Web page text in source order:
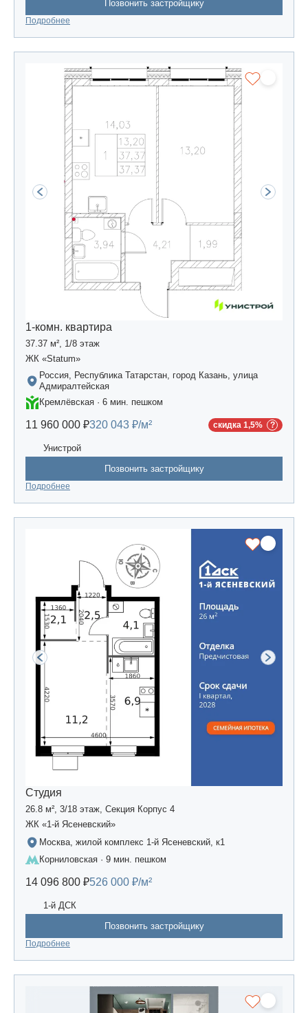
Позвонить застройщику
Подробнее
1-комн. квартира
37.37 м², 1/8 этаж
ЖК «Statum»
Россия, Республика Татарстан, город Казань, улица
Адмиралтейская
Кремлёвская · 6 мин. пешком
11 960 000 ₽320 043 ₽/м² скидка 1,5%
Унистрой
Позвонить застройщику
Подробнее
Студия
26.8 м², 3/18 этаж, Секция Корпус 4
ЖК «1-й Ясеневский»
Москва, жилой комплекс 1-й Ясеневский, к1
Корниловская · 9 мин. пешком
14 096 800 ₽526 000 ₽/м²
1-й ДСК
Позвонить застройщику
Подробнее